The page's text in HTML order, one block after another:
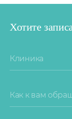
Хотите
Клиника
Как к вам